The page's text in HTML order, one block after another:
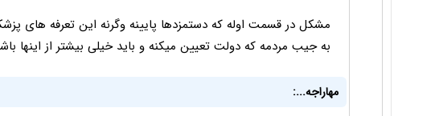
مشکل در قسمت اوله که دستمزدها پایینه وگرنه این تعرفه های
به جیب مردمه که دولت تعیین میکنه و باید خیلی بیشتر از اینها
مهاراجه...: